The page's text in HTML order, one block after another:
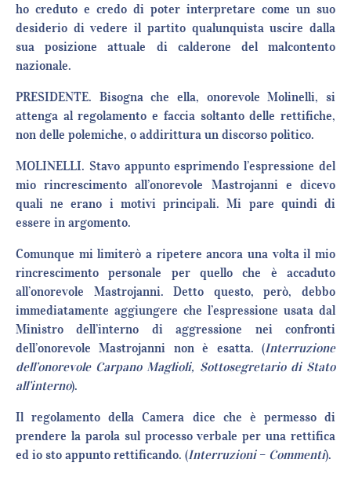
ho creduto e credo di poter interpretare come un suo
desiderio di vedere il partito qualunquista uscire dalla
sua posizione attuale di calderone del malcontento
nazionale.
PRESIDENTE. Bisogna che ella, onorevole Molinelli, si
attenga al regolamento e faccia soltanto delle rettifiche,
non delle polemiche, o addirittura un discorso politico.
MOLINELLI. Stavo appunto esprimendo l’espressione del
mio rincrescimento all’onorevole Mastrojanni e dicevo
quali ne erano i motivi principali. Mi pare quindi di
essere in argomento.
Comunque mi limiterò a ripetere ancora una volta il mio
rincrescimento personale per quello che è accaduto
all’onorevole Mastrojanni. Detto questo, però, debbo
immediatamente aggiungere che l’espressione usata dal
Ministro dell’interno di aggressione nei confronti
dell’onorevole Mastrojanni non è esatta. (Interruzione
dell’onorevole Carpano Maglioli, Sottosegretario di Stato
all’interno).
Il regolamento della Camera dice che è permesso di
prendere la parola sul processo verbale per una rettifica
ed io sto appunto rettificando. (Interruzioni – Commenti).